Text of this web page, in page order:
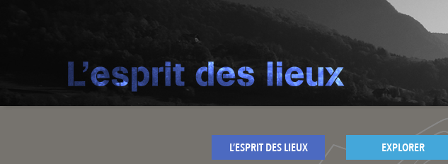
L’ESPRIT DES LIEUX EXPLORER